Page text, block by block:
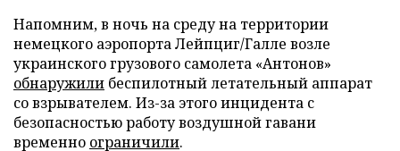
Напомним, в ночь на среду на территории
немецкого аэропорта Лейпциг/Галле возле
украинского грузового самолета «Антонов»
обнаружили беспилотный летательный аппарат
со взрывателем. Из-за этого инцидента с
безопасностью работу воздушной гавани
временно ограничили.